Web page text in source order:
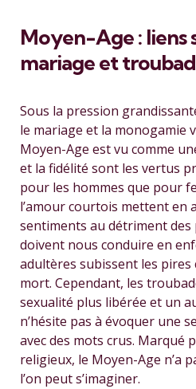
Moyen-Age : liens
mariage et
Sous la pression
le mariage et la monogamie
Moyen-Age est vu comme
et la fidélité sont les vertus
pour les hommes que pour
l’amour courtois mettent en
sentiments au détriment des
doivent nous conduire en
adultères subissent les pires
mort. Cependant, les
sexualité plus libérée et un
n’hésite pas à évoquer une
avec des mots crus. Marqué
religieux, le Moyen-Age n’a
l’on peut s’imaginer.